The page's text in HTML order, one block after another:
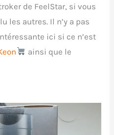
de FeelStar, si vous
les autres. Il n’y a pas
ici si ce n’est
ainsi que le